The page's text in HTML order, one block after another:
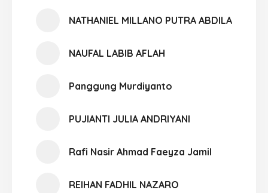
NATHANIEL MILLANO PUTRA ABDILA
NAUFAL LABIB AFLAH
Panggung Murdiyanto
PUJIANTI JULIA ANDRIYANI
Rafi Nasir Ahmad Faeyza Jamil
REIHAN FADHIL NAZARO